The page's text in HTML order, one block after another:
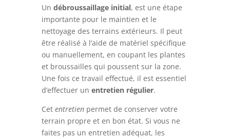
Un débroussaillage initial, est une étape
importante pour le maintien et le
nettoyage des terrains extérieurs. Il peut
être réalisé à l’aide de matériel spécifique
ou manuellement, en coupant les plantes
et broussailles qui poussent sur la zone.
Une fois ce travail effectué, il est essentiel
d’effectuer un entretien régulier.
Cet entretienpermet de conserver votre
terrain propre et en bon état. Si vous ne
faites pas un entretien adéquat, les